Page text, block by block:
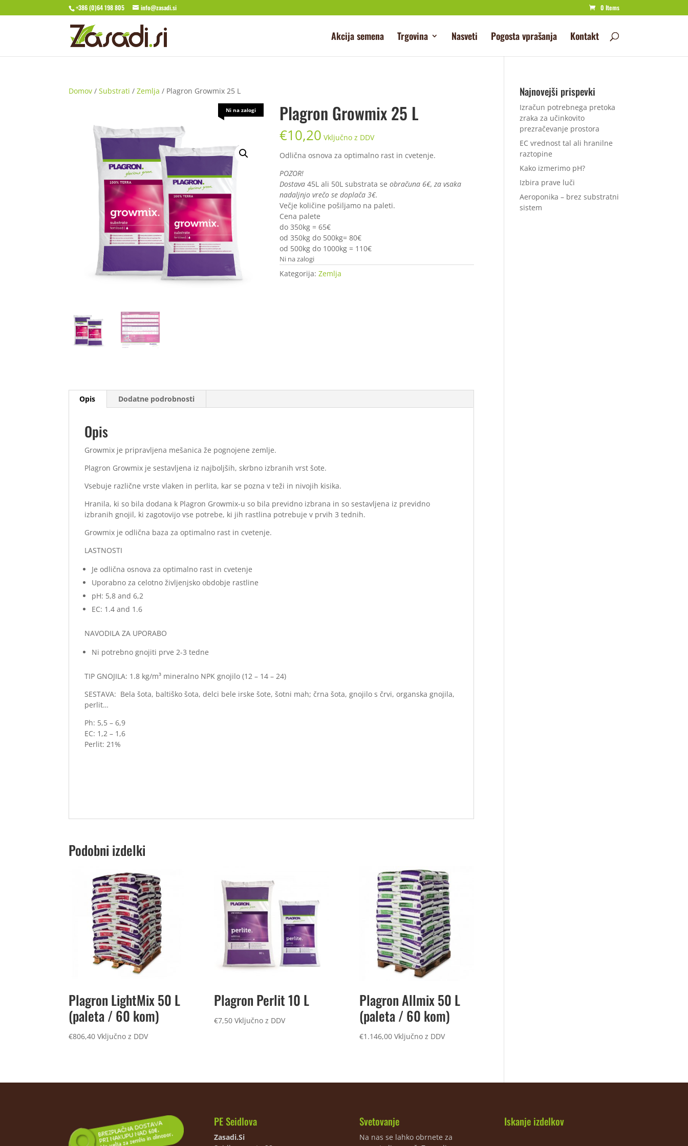
+386 (0)64 198 805 info@zasadi.si 0 Items
Akcija semena Trgovina Nasveti Pogosta vprašanja Kontakt
Domov /Substrati /Zemlja / Plagron Growmix 25 L
Ni na zalogi Plagron Growmix 25 L
€10,20 Vključno z DDV
Odlična osnova za optimalno rast in cvetenje.
POZOR!
Dostava 45L ali 50L substrata seobračuna 6€, za vsaka
nadaljnjo vrečo se doplača 3€.
Večje količine pošiljamo na paleti.
Cena palete
do 350kg = 65€
od 350kg do 500kg= 80€
od 500kg do 1000kg = 110€
Ni na zalogi
Kategorija:Zemlja
Opis Dodatne podrobnosti
Opis
Growmix je pripravljena mešanica že pognojene zemlje.
Plagron Growmix je sestavljena iz najboljših, skrbno izbranih vrst šote.
Vsebuje različne vrste vlaken in perlita, kar se pozna v teži in nivojih kisika.
Hranila, ki so bila dodana k Plagron Growmix-u so bila previdno izbrana in so sestavljena iz previdno
izbranih gnojil, ki zagotovijo vse potrebe, ki jih rastlina potrebuje v prvih 3 tednih.
Growmix je odlična baza za optimalno rast in cvetenje.
LASTNOSTI
Je odlična osnova za optimalno rast in cvetenje
Uporabno za celotno življenjsko obdobje rastline
pH: 5,8 and 6,2
EC: 1.4 and 1.6
NAVODILA ZA UPORABO
Ni potrebno gnojiti prve 2-3 tedne
TIP GNOJILA: 1.8 kg/m³ mineralno NPK gnojilo (12 – 14 – 24)
SESTAVA: Bela šota, baltiško šota, delci bele irske šote, šotni mah; črna šota, gnojilo s črvi, organska gnojila,
perlit…
Ph: 5,5 – 6,9
EC: 1,2 – 1,6
Perlit: 21%
Podobni izdelki
Plagron LightMix 50 L
(paleta / 60 kom)
€806,40 Vključno z DDV
Plagron Perlit 10 L
€7,50 Vključno z DDV
Plagron Allmix 50 L
(paleta / 60 kom)
€1.146,00 Vključno z DDV
Najnovejši prispevki
Izračun potrebnega pretoka
zraka za učinkovito
prezračevanje prostora
EC vrednost tal ali hranilne
raztopine
Kako izmerimo pH?
Izbira prave luči
Aeroponika – brez substratni
sistem
PE Seidlova
Zasadi.Si
Svetovanje
Na nas se lahko obrnete za
Iskanje izdelkov